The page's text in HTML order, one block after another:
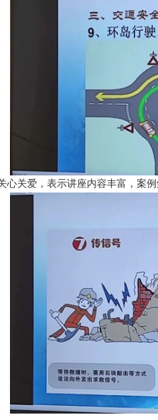
心关爱，表示讲座内容丰富，案